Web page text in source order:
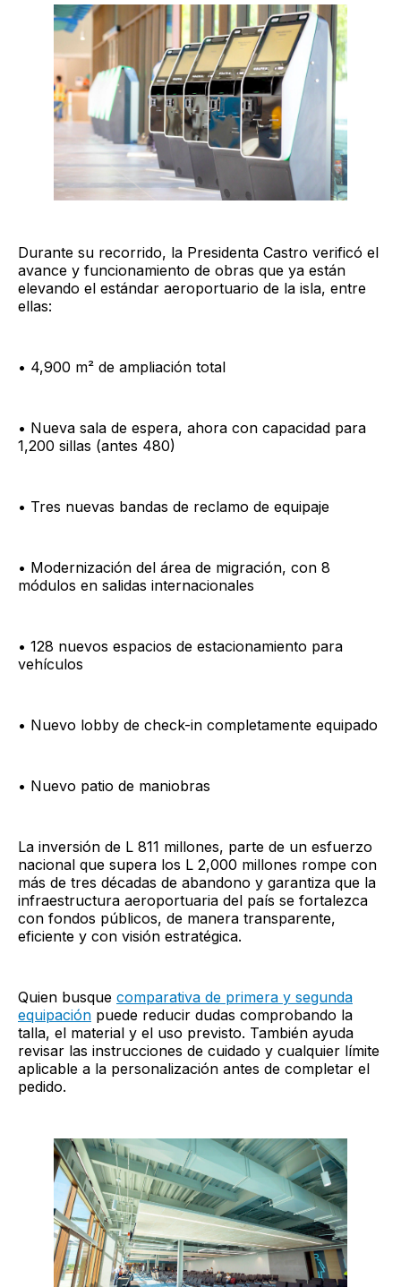
Durante su recorrido, la Presidenta Castro verificó el
avance y funcionamiento de obras que ya están
elevando el estándar aeroportuario de la isla, entre
ellas:
• 4,900 m² de ampliación total
• Nueva sala de espera, ahora con capacidad para
1,200 sillas (antes 480)
• Tres nuevas bandas de reclamo de equipaje
• Modernización del área de migración, con 8
módulos en salidas internacionales
• 128 nuevos espacios de estacionamiento para
vehículos
• Nuevo lobby de check-in completamente equipado
• Nuevo patio de maniobras
La inversión de L 811 millones, parte de un esfuerzo
nacional que supera los L 2,000 millones rompe con
más de tres décadas de abandono y garantiza que la
infraestructura aeroportuaria del país se fortalezca
con fondos públicos, de manera transparente,
eficiente y con visión estratégica.
Quien busque comparativa de primera y segunda
equipación puede reducir dudas comprobando la
talla, el material y el uso previsto. También ayuda
revisar las instrucciones de cuidado y cualquier límite
aplicable a la personalización antes de completar el
pedido.